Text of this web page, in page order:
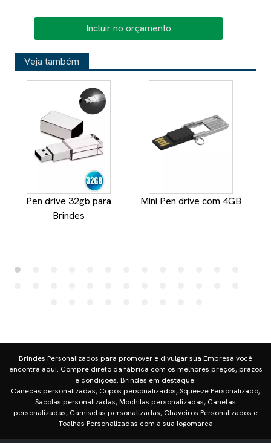
Incluir no orçamento
Veja também
Pen drive 32gb para
Brindes
Mini Pen drive com 4GB
Brindes Personalizados para promover e divulgar sua Empresa você
encontra aqui. Compre direto da fábrica com os melhores preços, prazos
e condições. Brindes em destaque:
Canecas personalizadas, Copos personalizados, Squeeze Personalizado,
Sacolas personalizadas, Mochilas personalizadas, Canetas
personalizadas, Camisetas personalizadas, Chaveiros Personalizados e
Toalhas Personalizadas com a sua logomarca